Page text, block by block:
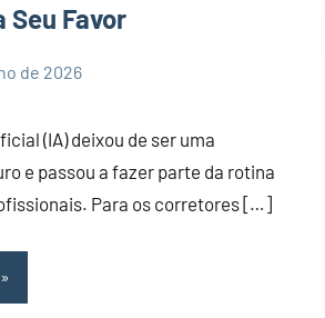
Seu Favor
de 2026
(IA) deixou de ser uma
e passou a fazer parte da rotina
Para os corretores […]